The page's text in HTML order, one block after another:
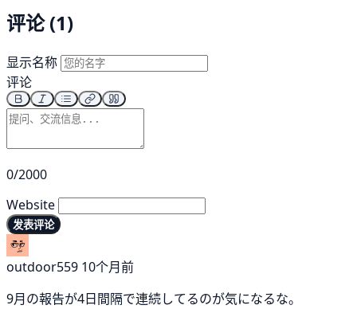
评论 (1)
显示名称
评论
0/2000
Website
发表评论
outdoor559 10个月前
9月の報告が4日間隔で連続してるのが気になるな。